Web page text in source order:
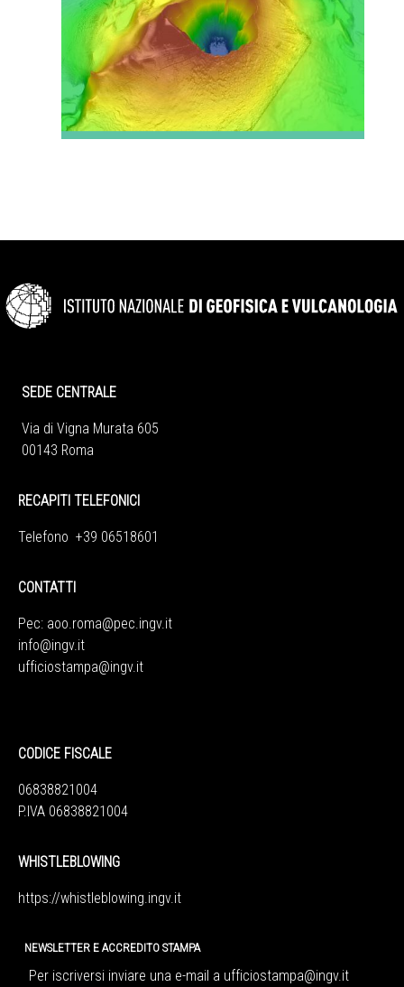
SEDE CENTRALE
Via di Vigna Murata 605
00143 Roma
RECAPITI TELEFONICI
Telefono +39 06518601
CONTATTI
Pec: aoo.roma@pec.ingv.it
info@ingv.it
ufficiostampa@ingv.it
CODICE FISCALE
06838821004
P.IVA 06838821004
WHISTLEBLOWING
https://whistleblowing.ingv.it
NEWSLETTER E ACCREDITO STAMPA
Per iscriversi inviare una e-mail a ufficiostampa@ingv.it